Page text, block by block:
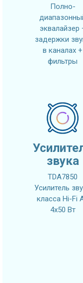
Полно-
эквалайзер
задержки
в каналах +
фильтры
звука
TDA7850
Усилитель
класса Hi-Fi
4x50 Вт